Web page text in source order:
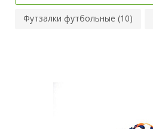
Футзалки футбольные (10)